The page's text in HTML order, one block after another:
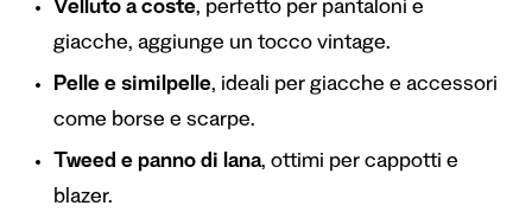
Velluto a coste, perfetto per pantaloni e
giacche, aggiunge un tocco vintage.
Pelle e similpelle, ideali per giacche e accessori
come borse e scarpe.
Tweed e panno di lana, ottimi per cappotti e
blazer.